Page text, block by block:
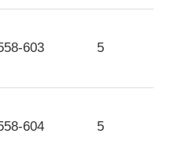
603 5
604 5